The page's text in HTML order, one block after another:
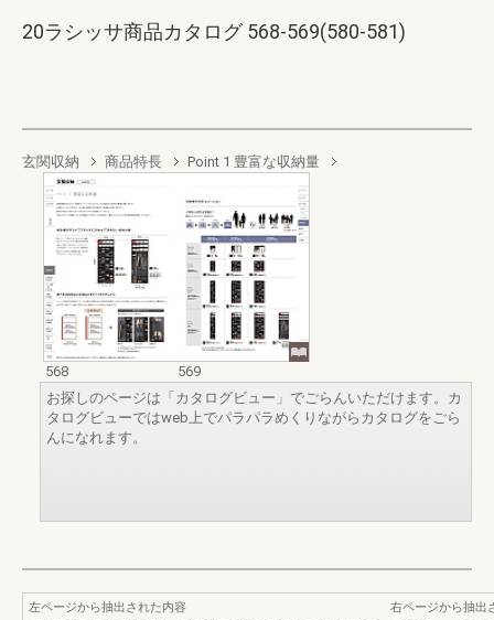
20ラシッサ商品カタログ 568-569(580-581)
玄関収納 商品特長 Point 1 豊富な収納量
568
569
お探しのページは「カタログビュー」でごらんいただけます。カ
タログビューではweb上でパラパラめくりながらカタログをごら
んになれます。
左ページから抽出された内容
右ページから抽出